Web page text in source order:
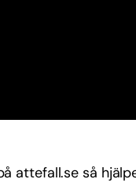
attefall.se så